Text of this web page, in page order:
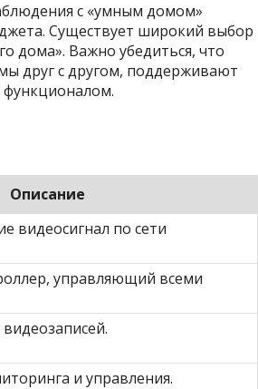
с «умным домом»
Существует широкий выбор
дома». Важно убедиться, что
друг с другом, поддерживают
Описание
видеосигнал по сети
управляющий всеми
и управления.